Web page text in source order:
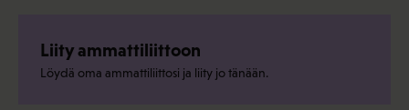
Liity ammattiliittoon
Löydä oma ammattiliittosi ja liity jo tänään.